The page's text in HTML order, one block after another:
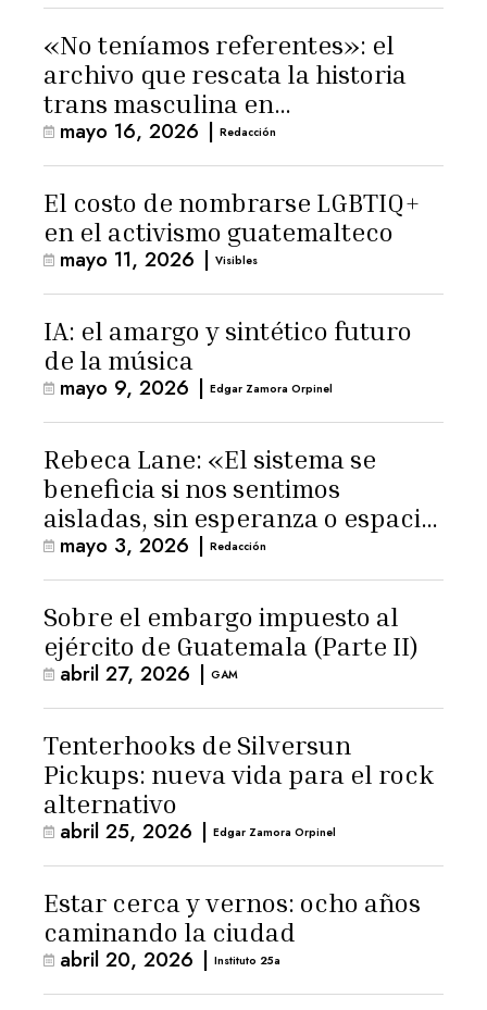
«No teníamos referentes»: el
archivo que rescata la historia
trans masculina en
Latinoamérica
mayo 16, 2026 | Redacción
El costo de nombrarse LGBTIQ+
en el activismo guatemalteco
mayo 11, 2026 | Visibles
IA: el amargo y sintético futuro
de la música
mayo 9, 2026 | Edgar Zamora Orpinel
Rebeca Lane: «El sistema se
beneficia si nos sentimos
aisladas, sin esperanza o espacio
para la ternura»
mayo 3, 2026 | Redacción
Sobre el embargo impuesto al
ejército de Guatemala (Parte II)
abril 27, 2026 | GAM
Tenterhooks de Silversun
Pickups: nueva vida para el rock
alternativo
abril 25, 2026 | Edgar Zamora Orpinel
Estar cerca y vernos: ocho años
caminando la ciudad
abril 20, 2026 | Instituto 25a